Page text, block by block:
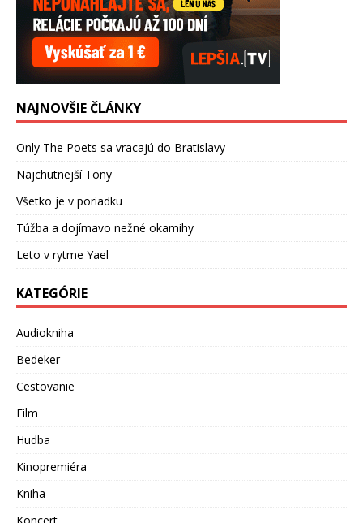
NAJNOVŠIE ČLÁNKY
Only The Poets sa vracajú do Bratislavy
Najchutnejší Tony
Všetko je v poriadku
Túžba a dojímavo nežné okamihy
Leto v rytme Yael
KATEGÓRIE
Audiokniha
Bedeker
Cestovanie
Film
Hudba
Kinopremiéra
Kniha
Koncert